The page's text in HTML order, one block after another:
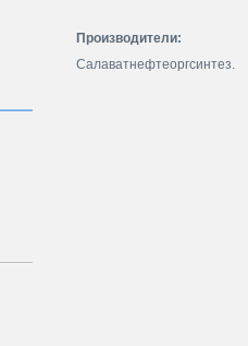
Производители:
Салаватнефтеоргсинтез.